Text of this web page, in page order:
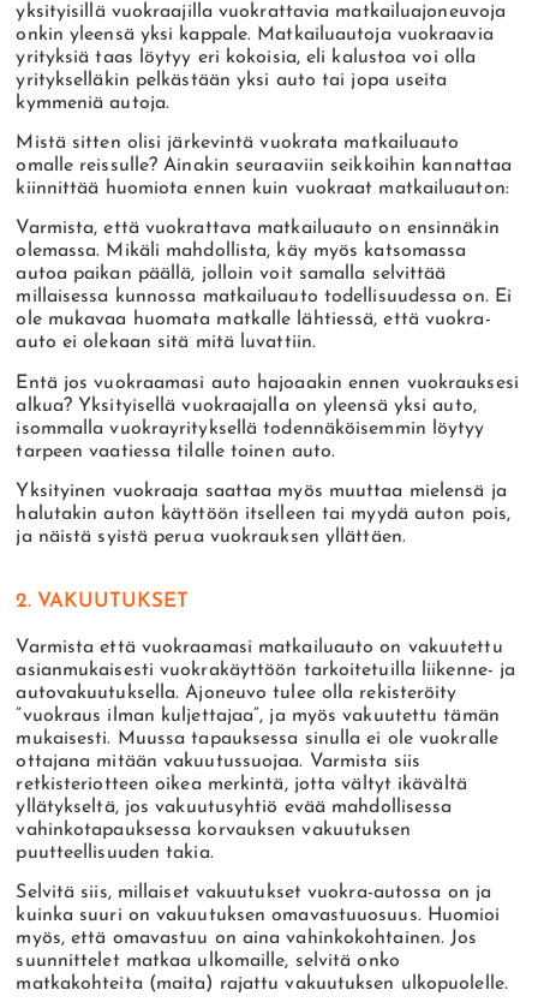
yksityisillä vuokraajilla vuokrattavia matkailuajoneuvoja
onkin yleensä yksi kappale. Matkailuautoja vuokraavia
yrityksiä taas löytyy eri kokoisia, eli kalustoa voi olla
yritykselläkin pelkästään yksi auto tai jopa useita
kymmeniä autoja.
Mistä sitten olisi järkevintä vuokrata matkailuauto
omalle reissulle? Ainakin seuraaviin seikkoihin kannattaa
kiinnittää huomiota ennen kuin vuokraat matkailuauton:
Varmista, että vuokrattava matkailuauto on ensinnäkin
olemassa. Mikäli mahdollista, käy myös katsomassa
autoa paikan päällä, jolloin voit samalla selvittää
millaisessa kunnossa matkailuauto todellisuudessa on. Ei
ole mukavaa huomata matkalle lähtiessä, että vuokra-
auto ei olekaan sitä mitä luvattiin.
Entä jos vuokraamasi auto hajoaakin ennen vuokrauksesi
alkua? Yksityisellä vuokraajalla on yleensä yksi auto,
isommalla vuokrayrityksellä todennäköisemmin löytyy
tarpeen vaatiessa tilalle toinen auto.
Yksityinen vuokraaja saattaa myös muuttaa mielensä ja
halutakin auton käyttöön itselleen tai myydä auton pois,
ja näistä syistä perua vuokrauksen yllättäen.
2. VAKUUTUKSET
Varmista että vuokraamasi matkailuauto on vakuutettu
asianmukaisesti vuokrakäyttöön tarkoitetuilla liikenne- ja
autovakuutuksella. Ajoneuvo tulee olla rekisteröity
”vuokraus ilman kuljettajaa”, ja myös vakuutettu tämän
mukaisesti. Muussa tapauksessa sinulla ei ole vuokralle
ottajana mitään vakuutussuojaa. Varmista siis
retkisteriotteen oikea merkintä, jotta vältyt ikävältä
yllätykseltä, jos vakuutusyhtiö evää mahdollisessa
vahinkotapauksessa korvauksen vakuutuksen
puutteellisuuden takia.
Selvitä siis, millaiset vakuutukset vuokra-autossa on ja
kuinka suuri on vakuutuksen omavastuuosuus. Huomioi
myös, että omavastuu on aina vahinkokohtainen. Jos
suunnittelet matkaa ulkomaille, selvitä onko
matkakohteita (maita) rajattu vakuutuksen ulkopuolelle.